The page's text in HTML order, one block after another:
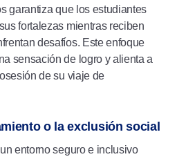
garantiza que los estudiantes
fortalezas mientras reciben
desafíos. Este enfoque
sensación de logro y alienta a
de su viaje de
o la exclusión social
entorno seguro e inclusivo